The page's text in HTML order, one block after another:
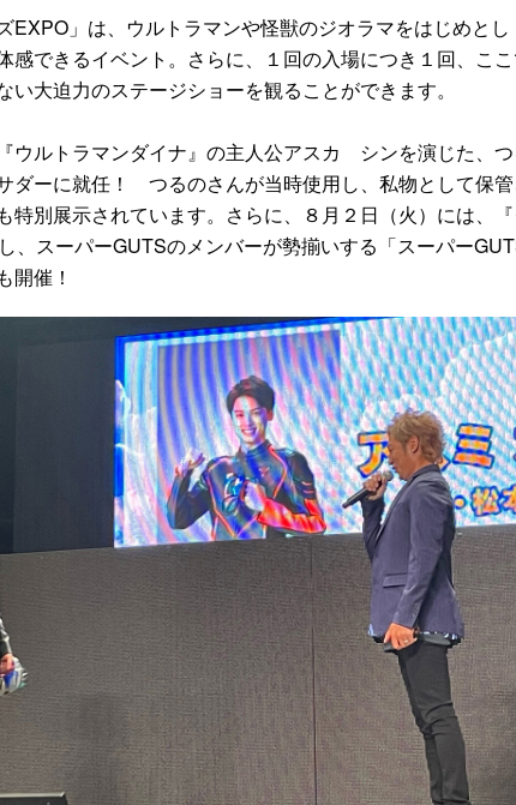
EXPO」は、ウルトラマンや怪獣のジオラマをはじめとし
感できるイベント。さらに、１回の入場につき１回、こ
い大迫力のステージショーを観ることができます。
ウルトラマンダイナ』の主人公アスカ シンを演じた、つ
ダーに就任！ つるのさんが当時使用し、私物として保管
特別展示されています。さらに、８月２日（火）には、
、スーパーGUTSのメンバーが勢揃いする「スーパー
開催！